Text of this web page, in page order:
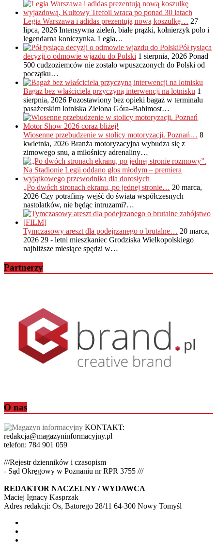
Legia Warszawa i adidas prezentują nową koszulkę… 27
lipca, 2026 Intensywna zieleń, białe prążki, kołnierzyk polo i
legendarna koniczynka. Legia…
Pół tysiąca
decyzji o odmowie wjazdu do Polski 1 sierpnia, 2026 Ponad
500 cudzoziemców nie zostało wpuszczonych do Polski od
początku…
Bagaż bez właściciela przyczyną interwencji na lotnisku 1
sierpnia, 2026 Pozostawiony bez opieki bagaż w terminalu
pasażerskim lotniska Zielona Góra–Babimost…
Wiosenne przebudzenie w stolicy motoryzacji. Poznań… 8
kwietnia, 2026 Branża motoryzacyjna wybudza się z
zimowego snu, a miłośnicy adrenaliny…
„Po dwóch stronach ekranu, po jednej stronie… 20 marca,
2026 Czy potrafimy wejść do świata współczesnych
nastolatków, nie będąc intruzami?…
Tymczasowy areszt dla podejrzanego o brutalne… 20 marca,
2026 29 - letni mieszkaniec Grodziska Wielkopolskiego
najbliższe miesiące spędzi w…
Partnerzy
O nas
KONTAKT:
redakcja@magazyninformacyjny.pl
telefon: 784 901 059
///Rejestr dzienników i czasopism
- Sąd Okręgowy w Poznaniu nr RPR 3755 ///
REDAKTOR NACZELNY / WYDAWCA
Maciej Ignacy Kasprzak
Adres redakcji: Os, Batorego 28/11 64-300 Nowy Tomyśl